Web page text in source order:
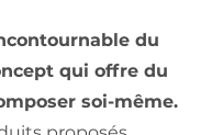
du
qui offre du
soi-même.